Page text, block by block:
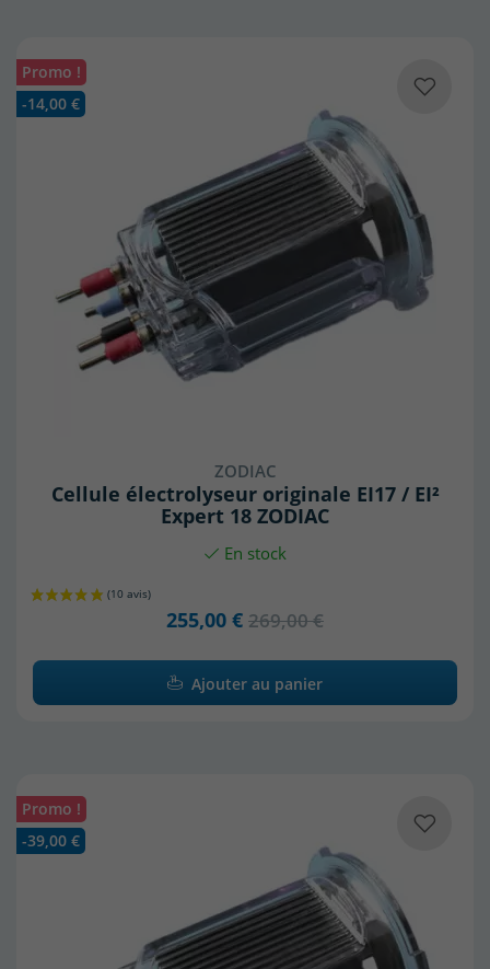
ZODIAC
Cellule électrolyseur originale EI17 / EI²
Expert 18 ZODIAC
En stock
255,00 € 269,00 €
Promo !
-14,00 €
Ajouter au panier
Promo !
-39,00 €